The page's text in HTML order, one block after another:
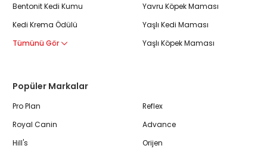
Bentonit Kedi Kumu
Kedi Krema Ödülü
Tümünü Gör
Yavru Köpek Maması
Yaşlı Kedi Maması
Yaşlı Köpek Maması
Popüler Markalar
Pro Plan
Royal Canin
Hill's
Reflex
Advance
Orijen